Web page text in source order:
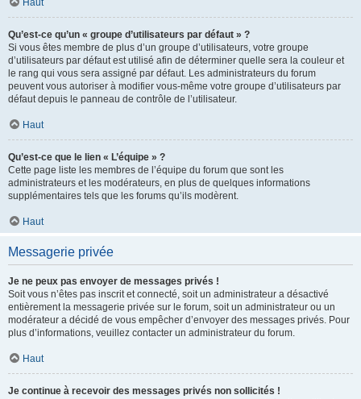
Haut
Qu’est-ce qu’un « groupe d’utilisateurs par défaut » ?
Si vous êtes membre de plus d’un groupe d’utilisateurs, votre groupe
d’utilisateurs par défaut est utilisé afin de déterminer quelle sera la couleur et
le rang qui vous sera assigné par défaut. Les administrateurs du forum
peuvent vous autoriser à modifier vous-même votre groupe d’utilisateurs par
défaut depuis le panneau de contrôle de l’utilisateur.
Haut
Qu’est-ce que le lien « L’équipe » ?
Cette page liste les membres de l’équipe du forum que sont les
administrateurs et les modérateurs, en plus de quelques informations
supplémentaires tels que les forums qu’ils modèrent.
Haut
Messagerie privée
Je ne peux pas envoyer de messages privés !
Soit vous n’êtes pas inscrit et connecté, soit un administrateur a désactivé
entièrement la messagerie privée sur le forum, soit un administrateur ou un
modérateur a décidé de vous empêcher d’envoyer des messages privés. Pour
plus d’informations, veuillez contacter un administrateur du forum.
Haut
Je continue à recevoir des messages privés non sollicités !